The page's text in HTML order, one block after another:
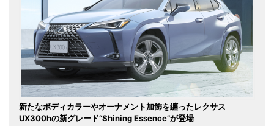
新たなボディカラーやオーナメント加飾を纏ったレクサス
UX300hの新グレード“Shining Essence”が登場